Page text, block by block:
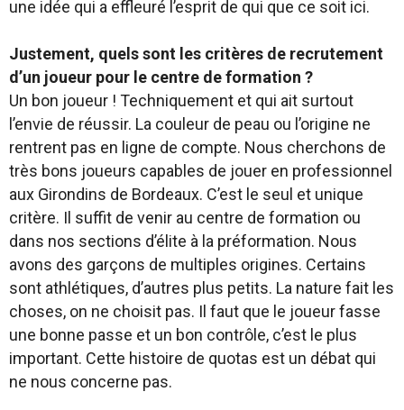
une idée qui a effleuré l’esprit de qui que ce soit ici.
Justement, quels sont les critères de recrutement
d’un joueur pour le centre de formation ?
Un bon joueur ! Techniquement et qui ait surtout
l’envie de réussir. La couleur de peau ou l’origine ne
rentrent pas en ligne de compte. Nous cherchons de
très bons joueurs capables de jouer en professionnel
aux Girondins de Bordeaux. C’est le seul et unique
critère. Il suffit de venir au centre de formation ou
dans nos sections d’élite à la préformation. Nous
avons des garçons de multiples origines. Certains
sont athlétiques, d’autres plus petits. La nature fait les
choses, on ne choisit pas. Il faut que le joueur fasse
une bonne passe et un bon contrôle, c’est le plus
important. Cette histoire de quotas est un débat qui
ne nous concerne pas.